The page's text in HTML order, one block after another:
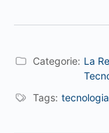
Categorie: La
Tags: tecnologia